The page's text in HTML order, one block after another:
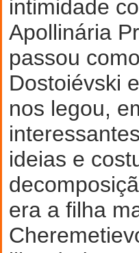
intimidade
Apollinária
passou
Dostoiévski
nos legou,
ideias e
era a filha